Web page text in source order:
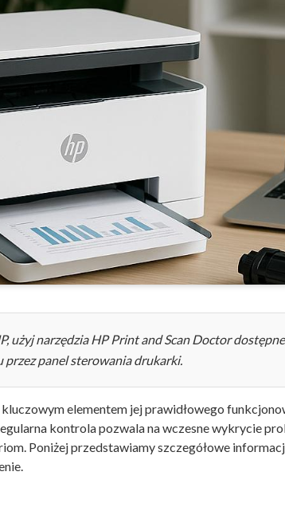
użyj narzędzia HP Print and Scan Doctor
panel sterowania drukarki.
elementem jej prawidłowego
kontrola pozwala na wczesne wykrycie
Poniżej przedstawiamy szczegółowe